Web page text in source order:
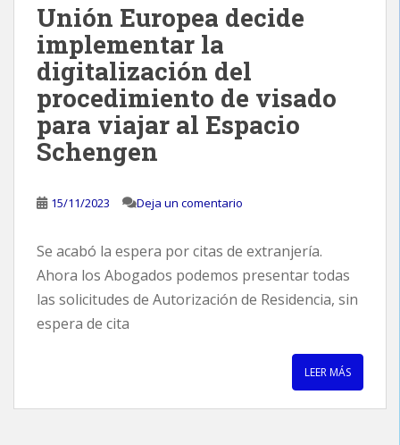
Unión Europea decide
implementar la
digitalización del
procedimiento de visado
para viajar al Espacio
Schengen
15/11/2023 Deja un comentario
Se acabó la espera por citas de extranjería.
Ahora los Abogados podemos presentar todas
las solicitudes de Autorización de Residencia, sin
espera de cita
LEER MÁS